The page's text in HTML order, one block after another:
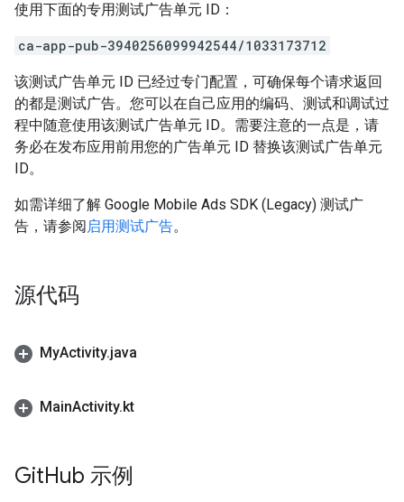
使用下面的专用测试广告单元 ID：
ca-app-pub-3940256099942544/1033173712
该测试广告单元 ID 已经过专门配置，可确保每个请求返回
的都是测试广告。您可以在自己应用的编码、测试和调试过
程中随意使用该测试广告单元 ID。需要注意的一点是，请
务必在发布应用前用您的广告单元 ID 替换该测试广告单元
ID。
如需详细了解 Google Mobile Ads SDK (Legacy) 测试广
告，请参阅启用测试广告。
源代码
MyActivity.java
MainActivity.kt
GitHub 示例